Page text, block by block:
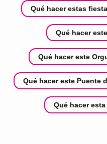
Qué hacer estas
Qué hacer
Qué hacer este
Qué hacer este Puente
Qué hacer